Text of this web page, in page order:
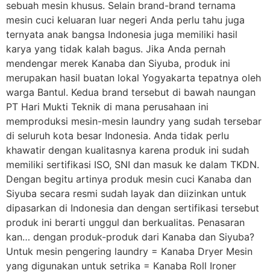
sebuah mesin khusus. Selain brand-brand ternama
mesin cuci keluaran luar negeri Anda perlu tahu juga
ternyata anak bangsa Indonesia juga memiliki hasil
karya yang tidak kalah bagus. Jika Anda pernah
mendengar merek Kanaba dan Siyuba, produk ini
merupakan hasil buatan lokal Yogyakarta tepatnya oleh
warga Bantul. Kedua brand tersebut di bawah naungan
PT Hari Mukti Teknik di mana perusahaan ini
memproduksi mesin-mesin laundry yang sudah tersebar
di seluruh kota besar Indonesia. Anda tidak perlu
khawatir dengan kualitasnya karena produk ini sudah
memiliki sertifikasi ISO, SNI dan masuk ke dalam TKDN.
Dengan begitu artinya produk mesin cuci Kanaba dan
Siyuba secara resmi sudah layak dan diizinkan untuk
dipasarkan di Indonesia dan dengan sertifikasi tersebut
produk ini berarti unggul dan berkualitas. Penasaran
kan… dengan produk-produk dari Kanaba dan Siyuba?
Untuk mesin pengering laundry = Kanaba Dryer Mesin
yang digunakan untuk setrika = Kanaba Roll Ironer